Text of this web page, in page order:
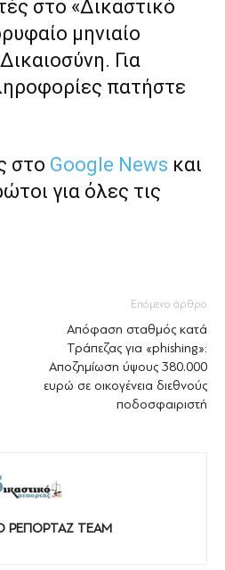
στο «Δικαστικό
μηνιαίο
Για
πατήστε
στο Google News και
για όλες τις
Επόμενο άρθρο
Απόφαση σταθμός κατά
Τράπεζας για «phishing»:
Αποζημίωση ύψους 380.000
ευρώ σε οικογένεια διεθνούς
ποδοσφαιριστή
ΡΕΠΟΡΤΑΖ TEAM